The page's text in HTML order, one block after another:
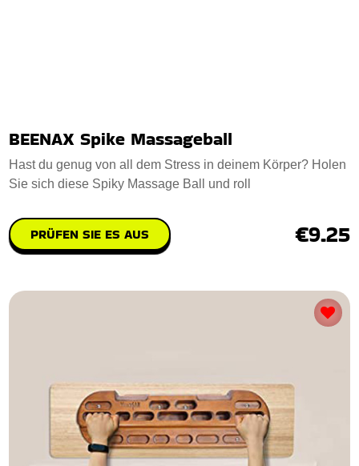
BEENAX Spike Massageball
Hast du genug von all dem Stress in deinem Körper? Holen
Sie sich diese Spiky Massage Ball und roll
PRÜFEN SIE ES AUS €9.25